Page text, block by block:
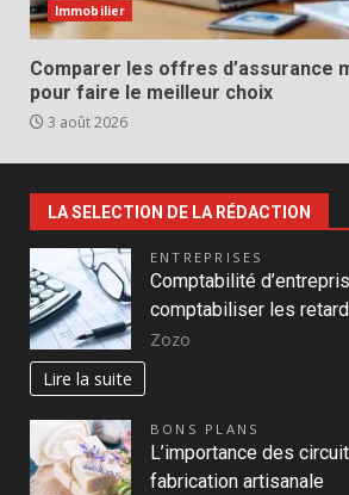
Immobilier
Comparer les offres d’assurance
pour faire le meilleur choix
3 août 2026
LA SELECTION DE LA RÉDACTION
ENTREPRISES
Comptabilité
comptabiliser les
Zozo
Lire la suite
BONS PLANS
L’importance des
fabrication artisanale